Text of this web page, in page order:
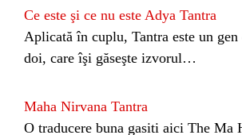
Ce este şi ce nu este Adya Tantra
Aplicată în cuplu, Tantra este un
doi, care îşi găseşte izvorul…
Maha Nirvana Tantra
O traducere buna gasiti aici The Ma